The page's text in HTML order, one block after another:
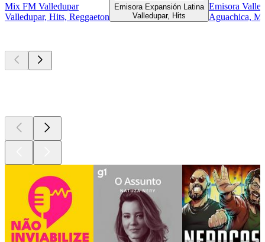
Mix FM Valledupar
Valledupar, Hits, Reggaeton
Emisora Expansión Latina
Valledupar, Hits
Emisora
Aguachica,